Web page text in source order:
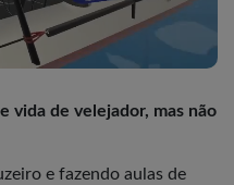
vida de velejador, mas não
e fazendo aulas de